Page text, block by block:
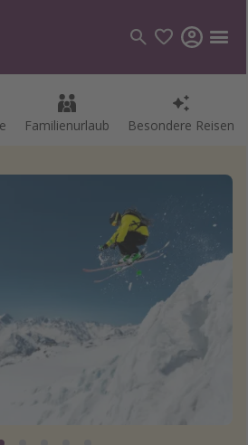
Familienurlaub Besondere Reisen